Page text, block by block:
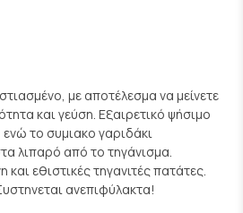
με αποτέλεσμα να μείνετε
και γεύση. Εξαιρετικό ψήσιμο
το συμιακο γαριδάκι
λιπαρό από το τηγάνισμα.
εθιστικές τηγανιτές πατάτες.
ανεπιφύλακτα!